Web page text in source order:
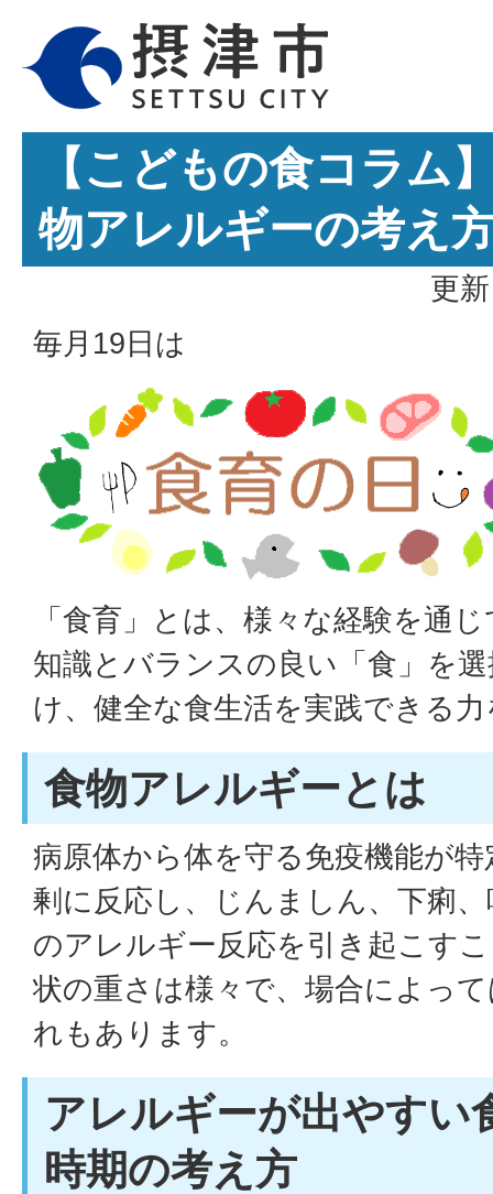
【こどもの食コラム
物アレルギーの考え
更
毎月19日は
「食育」とは、様々な経験を通
知識とバランスの良い「食」を
け、健全な食生活を実践できる
食物アレルギーとは
病原体から体を守る免疫機能が
剰に反応し、じんましん、下痢
のアレルギー反応を引き起こす
状の重さは様々で、場合によっ
れもあります。
アレルギーが出やすい
時期の考え方